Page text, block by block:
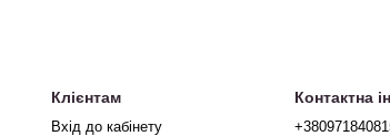
Клієнтам
Вхід до кабінету
Контактна